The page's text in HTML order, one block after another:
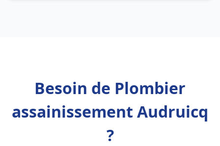
Besoin de Plombier
assainissement Audruicq
?